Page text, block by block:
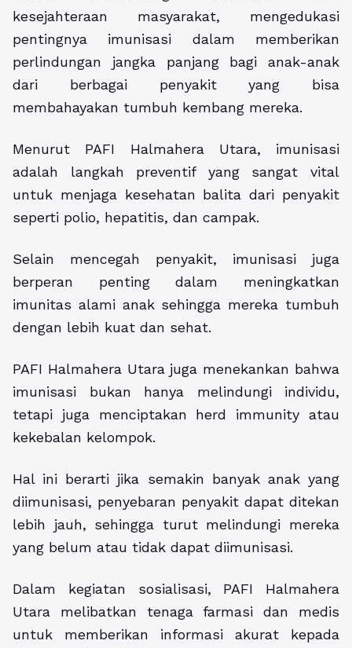
kesejahteraan masyarakat, mengedukasi
pentingnya imunisasi dalam memberikan
perlindungan jangka panjang bagi anak-anak
dari berbagai penyakit yang bisa
membahayakan tumbuh kembang mereka.
Menurut PAFI Halmahera Utara, imunisasi
adalah langkah preventif yang sangat vital
untuk menjaga kesehatan balita dari penyakit
seperti polio, hepatitis, dan campak.
Selain mencegah penyakit, imunisasi juga
berperan penting dalam meningkatkan
imunitas alami anak sehingga mereka tumbuh
dengan lebih kuat dan sehat.
PAFI Halmahera Utara juga menekankan bahwa
imunisasi bukan hanya melindungi individu,
tetapi juga menciptakan herd immunity atau
kekebalan kelompok.
Hal ini berarti jika semakin banyak anak yang
diimunisasi, penyebaran penyakit dapat ditekan
lebih jauh, sehingga turut melindungi mereka
yang belum atau tidak dapat diimunisasi.
Dalam kegiatan sosialisasi, PAFI Halmahera
Utara melibatkan tenaga farmasi dan medis
untuk memberikan informasi akurat kepada